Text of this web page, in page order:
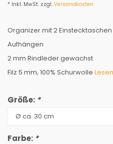
* Inkl. MwSt. zzgl. Versandkosten
Organizer mit 2
Aufhängen
2 mm Rindleder gewachst
Filz 5 mm, 100% Schurwolle
Größe: *
Farbe: *